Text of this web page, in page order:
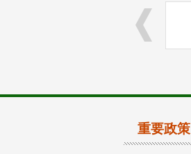
重要政策